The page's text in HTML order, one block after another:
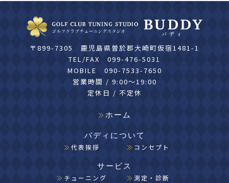
〒899-7305 鹿児島県曽於郡大崎町仮宿1481-1
TEL/FAX 099-476-5031
MOBILE 090-7533-7650
営業時間 / 9:00〜19:00
定休日 / 不定休
ホーム
バディについて
代表挨拶 コンセプト
サービス
チューニング 測定・診断